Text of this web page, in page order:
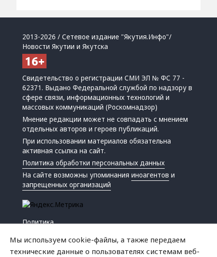
2013-2026 / Сетевое издание "Якутия.Инфо"/
Новости Якутии и Якутска
Свидетельство о регистрации СМИ ЭЛ № ФС 77 -
62371. Выдано Федеральной службой по надзору в
сфере связи, информационных технологий и
массовых коммуникаций (Роскомнадзор)
Мнение редакции может не совпадать с мнением
отдельных авторов и героев публикаций.
При использовании материалов обязательна
активная ссылка на сайт.
Политика обработки персональных данных
На сайте возможны упоминанияиноагентов и
запрещенных организаций
Политика
Мы используем cookie-файлы, а также передаем
технические данные о пользователях системам веб-